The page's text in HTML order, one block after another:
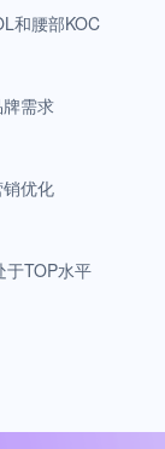
和腰部KOC
需求
优化
于TOP水平